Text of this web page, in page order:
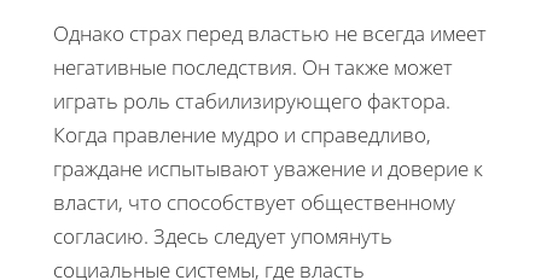
Однако страх перед властью не всегда имеет
негативные последствия. Он также может
играть роль стабилизирующего фактора.
Когда правление мудро и справедливо,
граждане испытывают уважение и доверие к
власти, что способствует общественному
согласию. Здесь следует упомянуть
социальные системы, где власть